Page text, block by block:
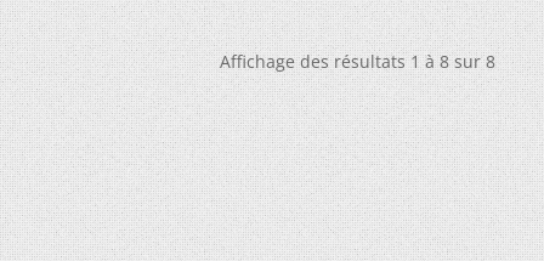
Affichage des résultats 1 à 8 sur 8